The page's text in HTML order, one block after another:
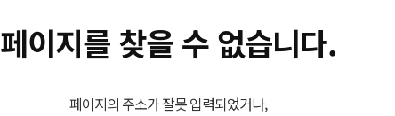
페이지를 찾을 수 없습니다.
페이지의 주소가 잘못 입력되었거나,